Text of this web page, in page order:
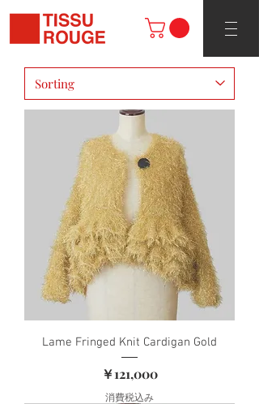
Lame Fringed Knit Cardigan Gold
価格
￥121,000
消費税込み